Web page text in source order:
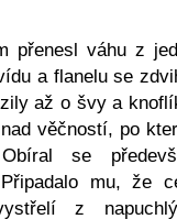
přenesl váhu z
a flanelu se
až o švy a
věčností, po
se
mu, že
z